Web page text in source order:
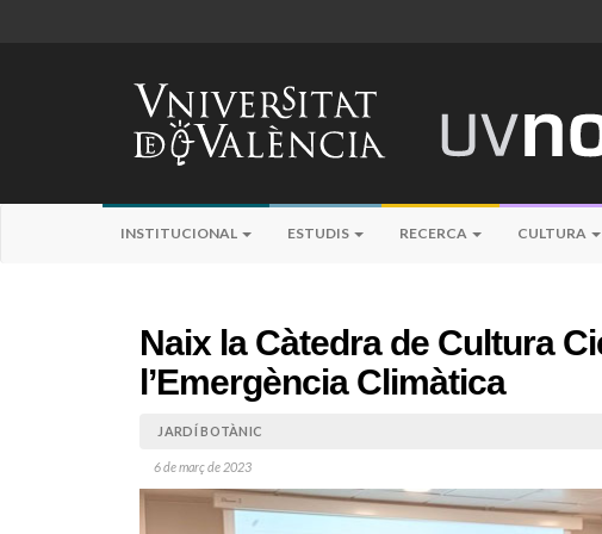
INSTITUCIONAL ESTUDIS RECERCA CULTURA
Naix la Càtedra de Cultura
l’Emergència Climàtica
JARDÍ BOTÀNIC
6 de març de 2023